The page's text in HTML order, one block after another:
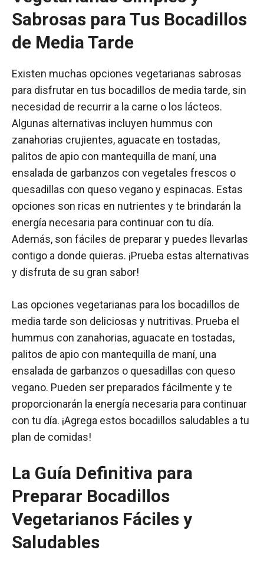
Sabrosas para Tus Bocadillos
de Media Tarde
Existen muchas opciones vegetarianas sabrosas
para disfrutar en tus bocadillos de media tarde, sin
necesidad de recurrir a la carne o los lácteos.
Algunas alternativas incluyen hummus con
zanahorias crujientes, aguacate en tostadas,
palitos de apio con mantequilla de maní, una
ensalada de garbanzos con vegetales frescos o
quesadillas con queso vegano y espinacas. Estas
opciones son ricas en nutrientes y te brindarán la
energía necesaria para continuar con tu día.
Además, son fáciles de preparar y puedes llevarlas
contigo a donde quieras. ¡Prueba estas alternativas
y disfruta de su gran sabor!
Las opciones vegetarianas para los bocadillos de
media tarde son deliciosas y nutritivas. Prueba el
hummus con zanahorias, aguacate en tostadas,
palitos de apio con mantequilla de maní, una
ensalada de garbanzos o quesadillas con queso
vegano. Pueden ser preparados fácilmente y te
proporcionarán la energía necesaria para continuar
con tu día. ¡Agrega estos bocadillos saludables a tu
plan de comidas!
La Guía Definitiva para
Preparar Bocadillos
Vegetarianos Fáciles y
Saludables